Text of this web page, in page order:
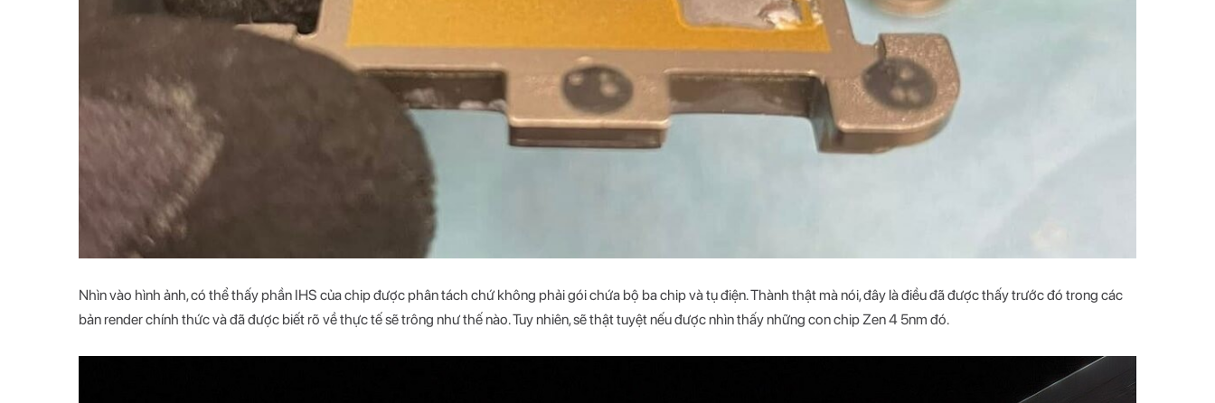
Nhìn vào hình ảnh, có thể thấy phần IHS của chip được phân tách chứ không phải gói chứa bộ ba chip và tụ điện. Thành thật mà nói, đây là điều đã được thấy trước đó trong các
bản render chính thức và đã được biết rõ về thực tế sẽ trông như thế nào. Tuy nhiên, sẽ thật tuyệt nếu được nhìn thấy những con chip Zen 4 5nm đó.